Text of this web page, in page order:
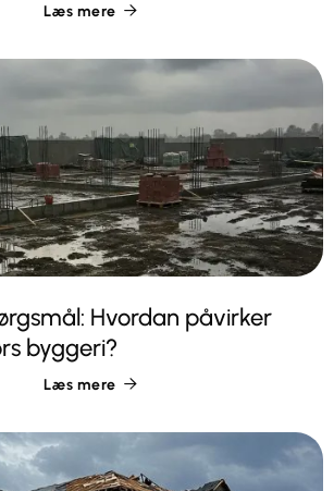
Læs mere 
Hvordan påvirker
byggeri?
Læs mere 